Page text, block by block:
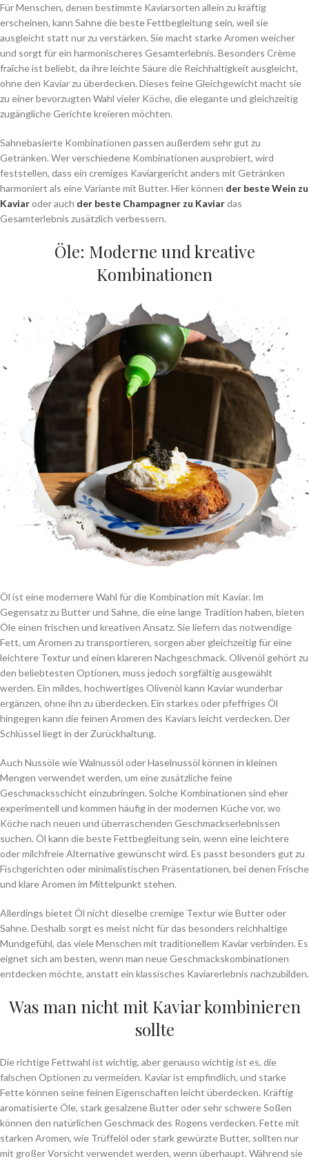
Für Menschen, denen bestimmte Kaviarsorten allein zu kräftig
erscheinen, kann Sahne die beste Fettbegleitung sein, weil sie
ausgleicht statt nur zu verstärken. Sie macht starke Aromen weicher
und sorgt für ein harmonischeres Gesamterlebnis. Besonders Crème
fraîche ist beliebt, da ihre leichte Säure die Reichhaltigkeit ausgleicht,
ohne den Kaviar zu überdecken. Dieses feine Gleichgewicht macht sie
zu einer bevorzugten Wahl vieler Köche, die elegante und gleichzeitig
zugängliche Gerichte kreieren möchten.
Sahnebasierte Kombinationen passen außerdem sehr gut zu
Getränken. Wer verschiedene Kombinationen ausprobiert, wird
feststellen, dass ein cremiges Kaviargericht anders mit Getränken
harmoniert als eine Variante mit Butter. Hier können der beste Wein zu
Kaviaroder auch der beste Champagner zu Kaviardas
Gesamterlebnis zusätzlich verbessern.
Öle: Moderne und kreative
Kombinationen
Öl ist eine modernere Wahl für die Kombination mit Kaviar. Im
Gegensatz zu Butter und Sahne, die eine lange Tradition haben, bieten
Öle einen frischen und kreativen Ansatz. Sie liefern das notwendige
Fett, um Aromen zu transportieren, sorgen aber gleichzeitig für eine
leichtere Textur und einen klareren Nachgeschmack. Olivenöl gehört zu
den beliebtesten Optionen, muss jedoch sorgfältig ausgewählt
werden. Ein mildes, hochwertiges Olivenöl kann Kaviar wunderbar
ergänzen, ohne ihn zu überdecken. Ein starkes oder pfeffriges Öl
hingegen kann die feinen Aromen des Kaviars leicht verdecken. Der
Schlüssel liegt in der Zurückhaltung.
Auch Nussöle wie Walnussöl oder Haselnussöl können in kleinen
Mengen verwendet werden, um eine zusätzliche feine
Geschmacksschicht einzubringen. Solche Kombinationen sind eher
experimentell und kommen häufig in der modernen Küche vor, wo
Köche nach neuen und überraschenden Geschmackserlebnissen
suchen. Öl kann die beste Fettbegleitung sein, wenn eine leichtere
oder milchfreie Alternative gewünscht wird. Es passt besonders gut zu
Fischgerichten oder minimalistischen Präsentationen, bei denen Frische
und klare Aromen im Mittelpunkt stehen.
Allerdings bietet Öl nicht dieselbe cremige Textur wie Butter oder
Sahne. Deshalb sorgt es meist nicht für das besonders reichhaltige
Mundgefühl, das viele Menschen mit traditionellem Kaviar verbinden. Es
eignet sich am besten, wenn man neue Geschmackskombinationen
entdecken möchte, anstatt ein klassisches Kaviarerlebnis nachzubilden.
Was man nicht mit Kaviar kombinieren
sollte
Die richtige Fettwahl ist wichtig, aber genauso wichtig ist es, die
falschen Optionen zu vermeiden. Kaviar ist empfindlich, und starke
Fette können seine feinen Eigenschaften leicht überdecken. Kräftig
aromatisierte Öle, stark gesalzene Butter oder sehr schwere Soßen
können den natürlichen Geschmack des Rogens verdecken. Fette mit
starken Aromen, wie Trüffelöl oder stark gewürzte Butter, sollten nur
mit großer Vorsicht verwendet werden, wenn überhaupt. Während sie